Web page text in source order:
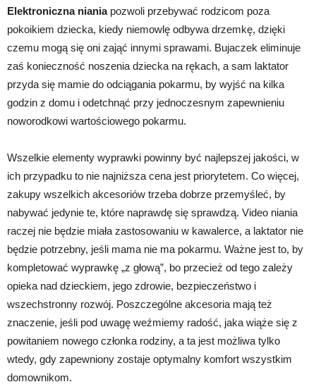
Elektroniczna nianiapozwoli przebywać rodzicom poza
pokoikiem dziecka, kiedy niemowlę odbywa drzemkę, dzięki
czemu mogą się oni zająć innymi sprawami. Bujaczek eliminuje
zaś konieczność noszenia dziecka na rękach, a sam laktator
przyda się mamie do odciągania pokarmu, by wyjść na kilka
godzin z domu i odetchnąć przy jednoczesnym zapewnieniu
noworodkowi wartościowego pokarmu.
Wszelkie elementy wyprawki powinny być najlepszej jakości, w
ich przypadku to nie najniższa cena jest priorytetem. Co więcej,
zakupy wszelkich akcesoriów trzeba dobrze przemyśleć, by
nabywać jedynie te, które naprawdę się sprawdzą. Video niania
raczej nie będzie miała zastosowaniu w kawalerce, a laktator nie
będzie potrzebny, jeśli mama nie ma pokarmu. Ważne jest to, by
kompletować wyprawkę „z głową”, bo przecież od tego zależy
opieka nad dzieckiem, jego zdrowie, bezpieczeństwo i
wszechstronny rozwój. Poszczególne akcesoria mają też
znaczenie, jeśli pod uwagę weźmiemy radość, jaka wiąże się z
powitaniem nowego członka rodziny, a ta jest możliwa tylko
wtedy, gdy zapewniony zostaje optymalny komfort wszystkim
domownikom.